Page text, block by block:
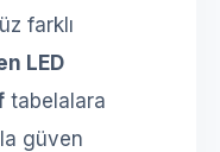
farklı
LED
tabelalara
güven